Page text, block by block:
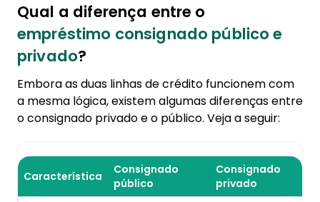
Qual a diferença entre o
empréstimo consignado público e
privado?
Embora as duas linhas de crédito funcionem com
a mesma lógica, existem algumas diferenças entre
o consignado privado e o público. Veja a seguir:
Característica
Consignado
público
Consignado
privado